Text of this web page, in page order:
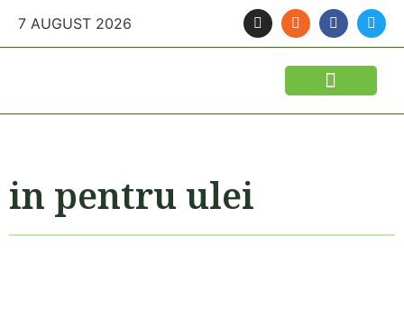
7 AUGUST 2026
in pentru ulei